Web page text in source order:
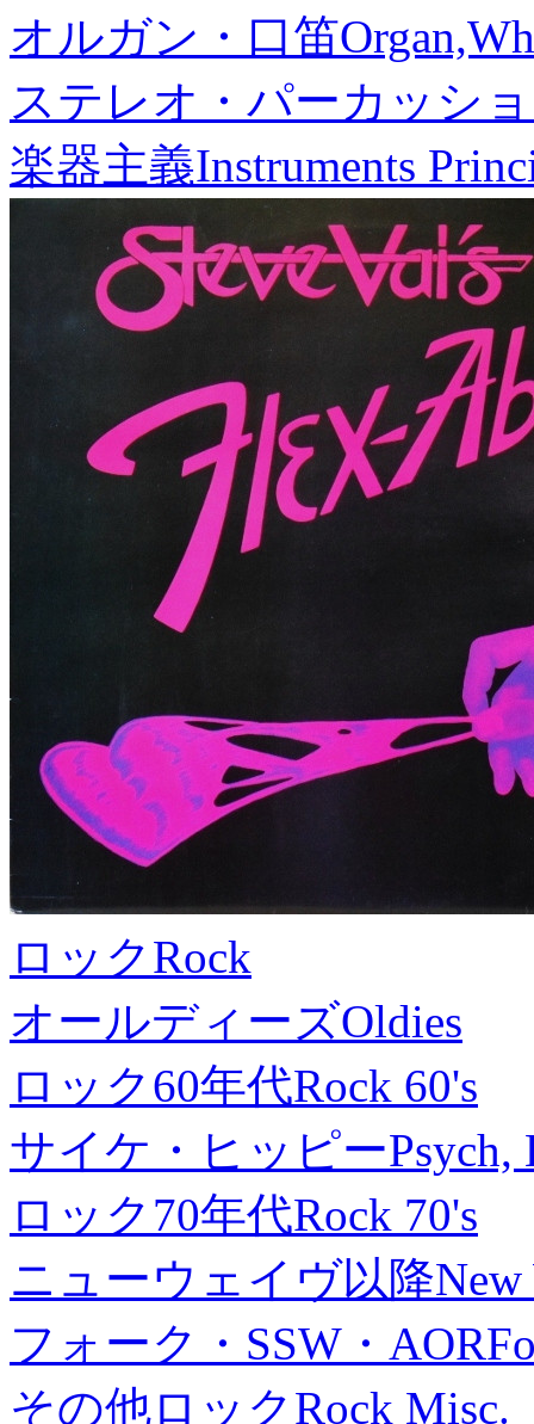
オルガン・口笛
ステレオ・パーカッシ
楽器主義Instruments
ロックRock
オールディーズOldies
ロック60年代Rock 60's
サイケ・ヒッピーPsych,
ロック70年代Rock 70's
ニューウェイヴ以降New
フォーク・SSW・AOR
その他ロックRock Misc.